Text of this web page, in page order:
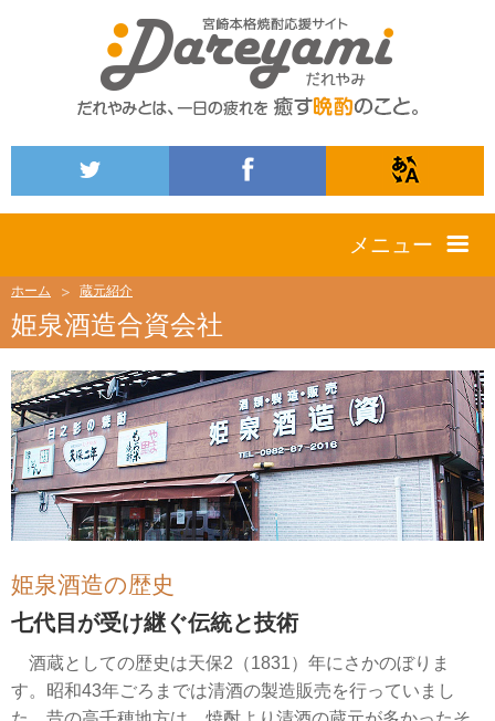
メニュー
ホーム 蔵元紹介
姫泉酒造合資会社
姫泉酒造の歴史
七代目が受け継ぐ伝統と技術
酒蔵としての歴史は天保2（1831）年にさかのぼりま
す。昭和43年ごろまでは清酒の製造販売を行っていまし